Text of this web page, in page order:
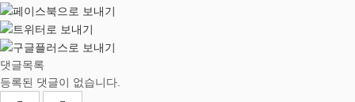
댓글목록
등록된 댓글이 없습니다.